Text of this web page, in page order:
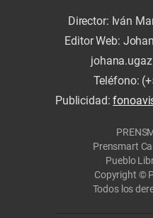
Director: Iván
Editor Web:
Teléfono:
Publicidad:
Prensmart
Pueblo
Copyright ©
Todos los